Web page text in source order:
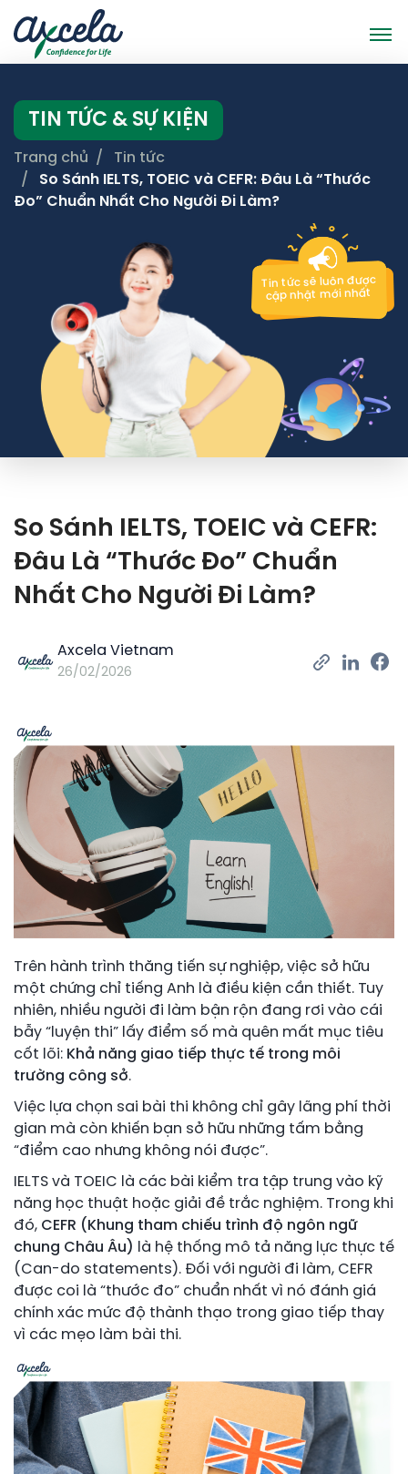
TIN TỨC & SỰ KIỆN
Trang chủ
Tin tức
So Sánh IELTS, TOEIC và CEFR: Đâu Là “Thước
Đo” Chuẩn Nhất Cho Người Đi Làm?
Tin tức sẽ luôn được
cập nhật mới nhất
So Sánh IELTS, TOEIC và CEFR:
Đâu Là “Thước Đo” Chuẩn
Nhất Cho Người Đi Làm?
Axcela Vietnam
26/02/2026
Trên hành trình thăng tiến sự nghiệp, việc sở hữu
một chứng chỉ tiếng Anh là điều kiện cần thiết. Tuy
nhiên, nhiều người đi làm bận rộn đang rơi vào cái
bẫy “luyện thi” lấy điểm số mà quên mất mục tiêu
cốt lõi: Khả năng giao tiếp thực tế trong môi
trường công sở.
Việc lựa chọn sai bài thi không chỉ gây lãng phí thời
gian mà còn khiến bạn sở hữu những tấm bằng
“điểm cao nhưng không nói được”.
IELTS và TOEIC là các bài kiểm tra tập trung vào kỹ
năng học thuật hoặc giải đề trắc nghiệm. Trong khi
đó, CEFR (Khung tham chiếu trình độ ngôn ngữ
chung Châu Âu)
là hệ thống mô tả năng lực thực tế
(Can-do statements). Đối với người đi làm, CEFR
được coi là “thước đo” chuẩn nhất vì nó đánh giá
chính xác mức độ thành thạo trong giao tiếp thay
vì các mẹo làm bài thi.